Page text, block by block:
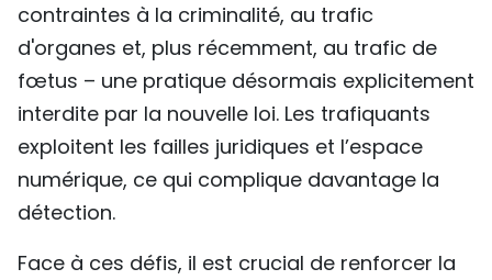
contraintes à la criminalité, au trafic
d'organes et, plus récemment, au trafic de
fœtus – une pratique désormais explicitement
interdite par la nouvelle loi. Les trafiquants
exploitent les failles juridiques et l’espace
numérique, ce qui complique davantage la
détection.
Face à ces défis, il est crucial de renforcer la